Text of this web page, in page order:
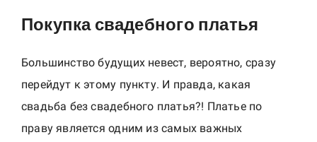
Покупка свадебного платья
Большинство будущих невест, вероятно, сразу
перейдут к этому пункту. И правда, какая
свадьба без свадебного платья?! Платье по
праву является одним из самых важных